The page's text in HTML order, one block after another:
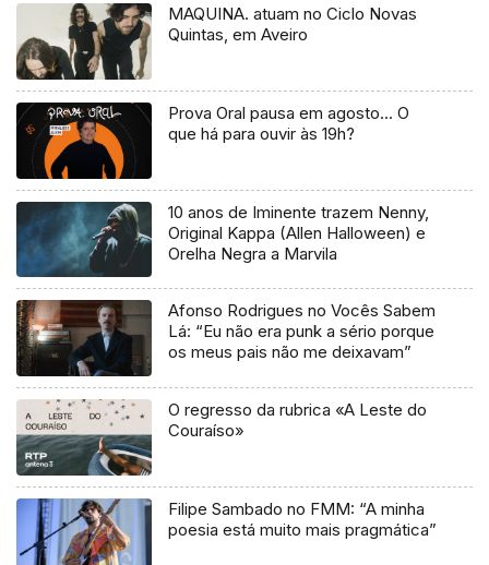
MAQUINA. atuam no Ciclo Novas
Quintas, em Aveiro
Prova Oral pausa em agosto… O
que há para ouvir às 19h?
10 anos de Iminente trazem Nenny,
Original Kappa (Allen Halloween) e
Orelha Negra a Marvila
Afonso Rodrigues no Vocês Sabem
Lá: “Eu não era punk a sério porque
os meus pais não me deixavam”
O regresso da rubrica «A Leste do
Couraíso»
Filipe Sambado no FMM: “A minha
poesia está muito mais pragmática”